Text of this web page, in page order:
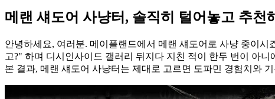
메랜 섀도어 사냥터, 솔직히 털어놓고 추천
안녕하세요, 여러분. 메이플랜드에서 메랜 섀도어로 사냥 중이
고?" 하며 디시인사이드 갤러리 뒤지다 지친 적이 한두 번이 아
본 결과, 메랜 섀도어 사냥터는 제대로 고르면 도파민 경험치와